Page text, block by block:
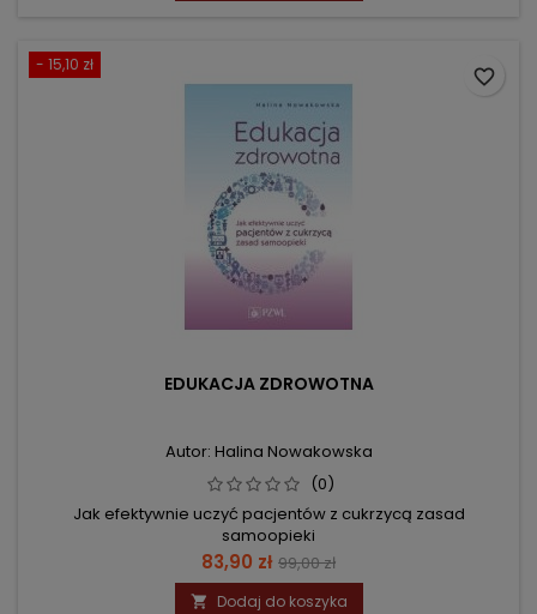
- 15,10 zł
EDUKACJA ZDROWOTNA
Autor: Halina Nowakowska
(0)
Jak efektywnie uczyć pacjentów z cukrzycą zasad
samoopieki
Cena
83,90 zł Cena
podstawowa
99,00 zł
 Dodaj do koszyka
favorite_border